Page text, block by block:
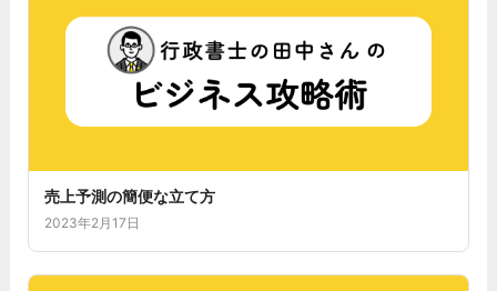
売上予測の簡便な立て方
2023年2月17日